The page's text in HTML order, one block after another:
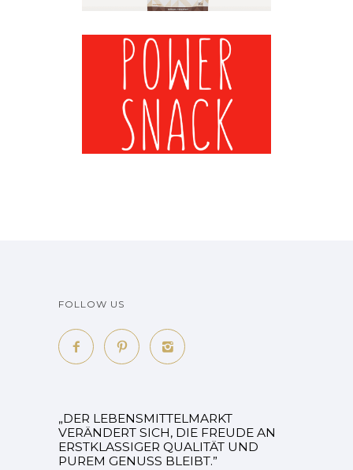
MARONEN MOOD
3
Maronen · Mood-Bilder
FOLLOW US
„DER LEBENSMITTELMARKT
VERÄNDERT SICH, DIE FREUDE AN
ERSTKLASSIGER QUALITÄT UND
PUREM GENUSS BLEIBT.”